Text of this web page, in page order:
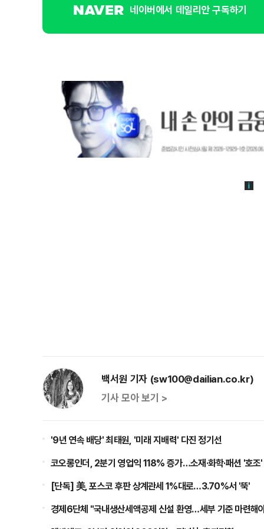
네이버에서 데일리안 구독하기
백서원 기자 (sw100@dailian.co.kr)
기사 모아 보기 >
'9년 연속 배당' 최태원, '미래 지배력' 다진 정기선
코오롱인더, 2분기 영업익 118% 증가…소재·화학·패션 '호조'
[단독] 美, 포스코 후판 상계관세 1%대로…3.70%서 '뚝'
경제6단체 "국내생산세액공제 신설 환영…세부 기준 마련해